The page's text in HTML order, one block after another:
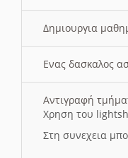
Δημιουργια
Ενας δασκαλος
Αντιγραφή
Χρηση του
Στη συνεχεια